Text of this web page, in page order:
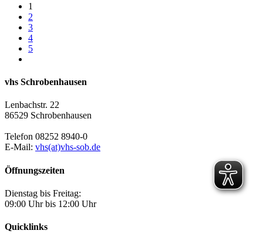
1
2
3
4
5
vhs Schrobenhausen
Lenbachstr. 22
86529 Schrobenhausen
Telefon 08252 8940-0
E-Mail: vhs(at)vhs-sob.de
Öffnungszeiten
Dienstag bis Freitag:
09:00 Uhr bis 12:00 Uhr
Quicklinks